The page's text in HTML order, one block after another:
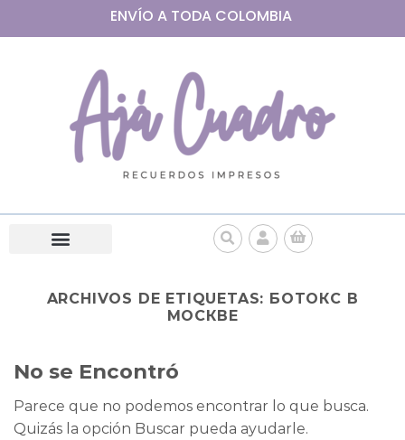
ENVÍO A TODA COLOMBIA
ARCHIVOS DE ETIQUETAS: БОТОКС В
МОСКВЕ
No se Encontró
Parece que no podemos encontrar lo que busca.
Quizás la opción Buscar pueda ayudarle.